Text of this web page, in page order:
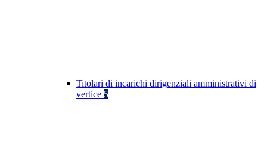
Titolari di incarichi dirigenziali amministrativi di
vertice 5